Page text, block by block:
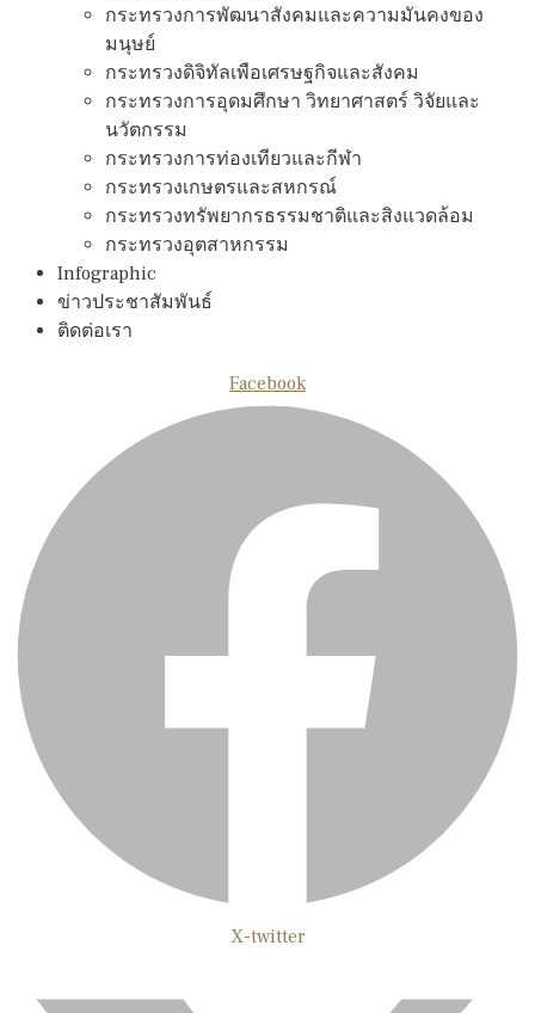
กระทรวงการพัฒนาสังคมและความมันคงของ
มนุษย์
กระทรวงดิจิทัลเพือเศรษฐกิจและสังคม
กระทรวงการอุดมศึกษา วิทยาศาสตร์ วิจัยและ
นวัตกรรม
กระทรวงการท่องเทียวและกีฬา
กระทรวงเกษตรและสหกรณ์
กระทรวงทรัพยากรธรรมชาติและสิงแวดล้อม
กระทรวงอุตสาหกรรม
Infographic
ข่าวประชาสัมพันธ์
ติดต่อเรา
Facebook
X-twitter